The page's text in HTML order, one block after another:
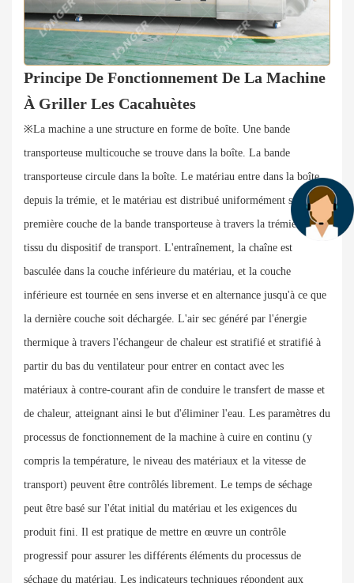
Principe De Fonctionnement De La Machine
À Griller Les Cacahuètes
※La machine a une structure en forme de boîte. Une bande
transporteuse multicouche se trouve dans la boîte. La bande
transporteuse circule dans la boîte. Le matériau entre dans la boîte
depuis la trémie, et le matériau est distribué uniformément sur la
première couche de la bande transporteuse à travers la trémie en
tissu du dispositif de transport. L'entraînement, la chaîne est
basculée dans la couche inférieure du matériau, et la couche
inférieure est tournée en sens inverse et en alternance jusqu'à ce que
la dernière couche soit déchargée. L'air sec généré par l'énergie
thermique à travers l'échangeur de chaleur est stratifié et stratifié à
partir du bas du ventilateur pour entrer en contact avec les
matériaux à contre-courant afin de conduire le transfert de masse et
de chaleur, atteignant ainsi le but d'éliminer l'eau. Les paramètres du
processus de fonctionnement de la machine à cuire en continu (y
compris la température, le niveau des matériaux et la vitesse de
transport) peuvent être contrôlés librement. Le temps de séchage
peut être basé sur l'état initial du matériau et les exigences du
produit fini. Il est pratique de mettre en œuvre un contrôle
progressif pour assurer les différents éléments du processus de
séchage du matériau. Les indicateurs techniques répondent aux